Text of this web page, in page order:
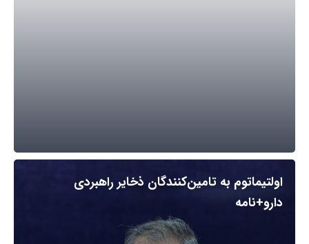
اولتیماتوم به تامین‌کنندگان ذخایر راهبردی
دارو+نامه